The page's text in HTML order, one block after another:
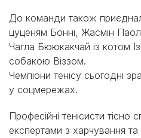
До команди також
цуценям Бонні, Жасмін
Чагла Бююкакчай із котом
собакою Віззом.
Чемпіони тенісу сьогодні
у соцмережах.
Професійні тенісисти тісно
експертами з харчування